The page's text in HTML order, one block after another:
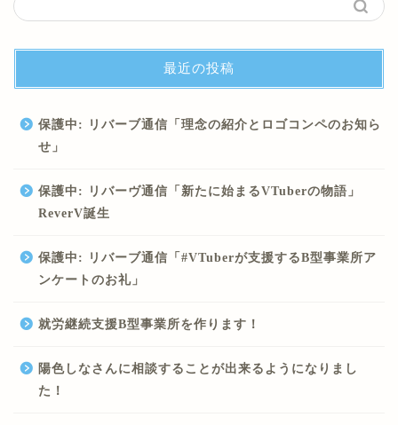
最近の投稿
保護中: リバーブ通信「理念の紹介とロゴコンペのお知ら
せ」
保護中: リバーヴ通信「新たに始まるVTuberの物語」
ReverV誕生
保護中: リバーブ通信「#VTuberが支援するB型事業所ア
ンケートのお礼」
就労継続支援B型事業所を作ります！
陽色しなさんに相談することが出来るようになりまし
た！